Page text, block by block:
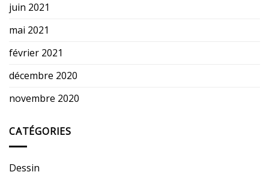
juin 2021
mai 2021
février 2021
décembre 2020
novembre 2020
CATÉGORIES
Dessin